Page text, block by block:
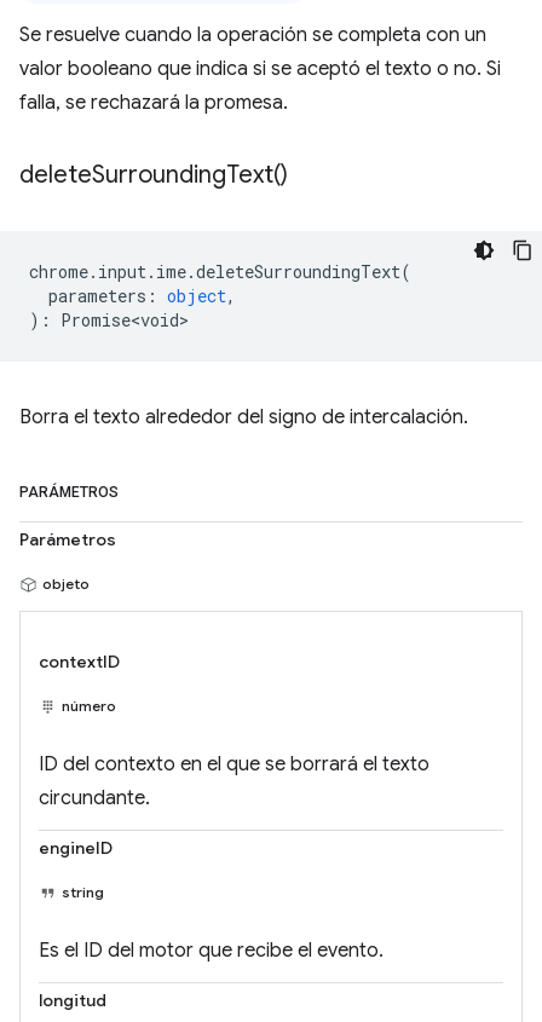
Se resuelve cuando la operación se completa con un
valor booleano que indica si se aceptó el texto o no. Si
falla, se rechazará la promesa.
deleteSurroundingText()
chrome. input. ime.deleteSurroundingText(
parameters : object,
) : Promise<void>
Borra el texto alrededor del signo de intercalación.
PARÁMETROS
Parámetros
objeto
contextID
número
ID del contexto en el que se borrará el texto
circundante.
engineID
string
Es el ID del motor que recibe el evento.
longitud